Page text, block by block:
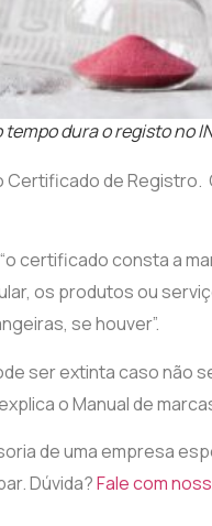
dura o registo no
Certificado de
certificado consta a
os produtos ou
se houver”.
ser extinta caso não
o Manual de
de uma empresa
Dúvida?Fale com